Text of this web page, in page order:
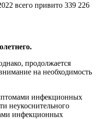
всего привито 339 226
продолжается
на необходимость
инфекционных
неукоснительного
инфекционных